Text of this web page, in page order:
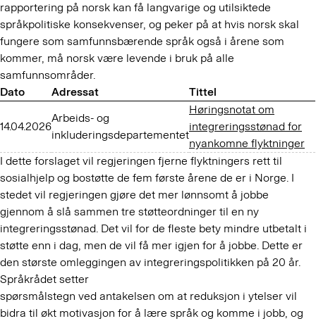
rapportering på norsk kan få langvarige og utilsiktede
språkpolitiske konsekvenser, og peker på at hvis norsk skal
fungere som samfunnsbærende språk også i årene som
kommer, må norsk være levende i bruk på alle
samfunnsområder.
Dato
Adressat Tittel
14.04.2026
Arbeids- og
inkluderingsdepartementet
Høringsnotat om
integreringsstønad for
nyankomne flyktninger
I dette forslaget vil regjeringen fjerne flyktningers rett til
sosialhjelp og bostøtte de fem første årene de er i Norge. I
stedet vil regjeringen gjøre det mer lønnsomt å jobbe
gjennom å slå sammen tre støtteordninger til en ny
integreringsstønad. Det vil for de fleste bety mindre utbetalt i
støtte enn i dag, men de vil få mer igjen for å jobbe. Dette er
den største omleggingen av integreringspolitikken på 20 år.
Språkrådet setter
spørsmålstegn ved antakelsen om at reduksjon i ytelser vil
bidra til økt motivasjon for å lære språk og komme i jobb, og